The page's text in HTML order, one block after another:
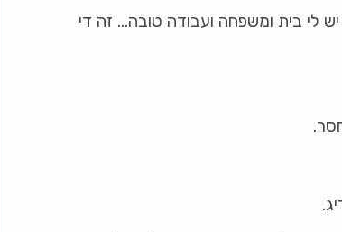
לי בית ומשפחה ועבודה טובה… זה די